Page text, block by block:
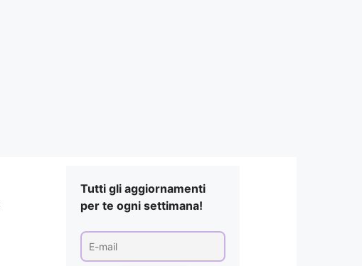
Tutti gli aggiornamenti
per te ogni settimana!